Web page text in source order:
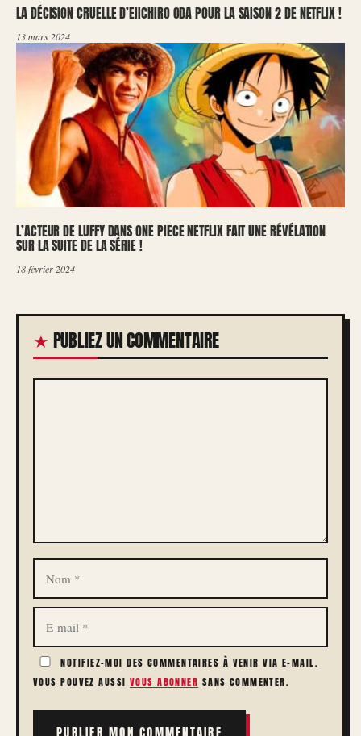
LA DÉCISION CRUELLE D’EIICHIRO ODA POUR LA SAISON 2 DE NETFLIX !
13 mars 2024
L’ACTEUR DE LUFFY DANS ONE PIECE NETFLIX FAIT UNE RÉVÉLATION
SUR LA SUITE DE LA SÉRIE !
18 février 2024
PUBLIEZ UN COMMENTAIRE
COMMENTAIRE
NOM
E-
MAIL
NOTIFIEZ-MOI DES COMMENTAIRES À VENIR VIA E-MAIL.
VOUS POUVEZ AUSSI VOUS ABONNER SANS COMMENTER.